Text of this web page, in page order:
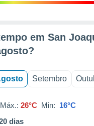
em San
?
Setembro
Máx.: 26°C Min: 16°C
dias